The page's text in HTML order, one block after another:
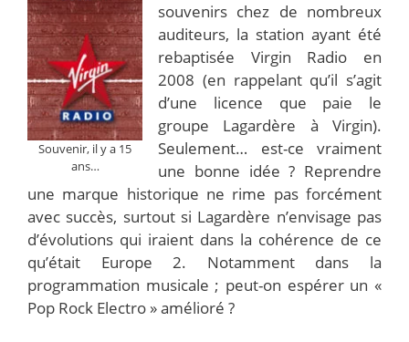
Souvenir, il y a 15
ans…
souvenirs chez de nombreux
auditeurs, la station ayant été
rebaptisée Virgin Radio en
2008 (en rappelant qu’il s’agit
d’une licence que paie le
groupe Lagardère à Virgin).
Seulement… est-ce vraiment
une bonne idée ? Reprendre
une marque historique ne rime pas forcément
avec succès, surtout si Lagardère n’envisage pas
d’évolutions qui iraient dans la cohérence de ce
qu’était Europe 2. Notamment dans la
programmation musicale ; peut-on espérer un «
Pop Rock Electro » amélioré ?